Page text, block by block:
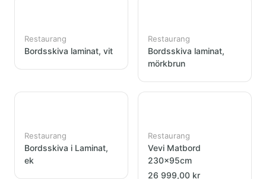
Restaurang
Bordsskiva laminat, vit
Restaurang
Bordsskiva laminat,
mörkbrun
Restaurang
Bordsskiva i Laminat,
ek
Restaurang
Vevi Matbord
230x95cm
26 999,00 kr